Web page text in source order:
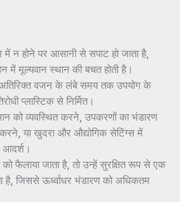
में न होने पर आसानी से सपाट हो जाता है,
में मूल्यवान स्थान की बचत होती है।
अतिरिक्त वजन के लंबे समय तक उपयोग के
प्लास्टिक से निर्मित।
को व्यवस्थित करने, उपकरणों का भंडारण
या खुदरा और औद्योगिक सेटिंग्स में
आदर्श।
को फैलाया जाता है, तो उन्हें सुरक्षित रूप से एक
है, जिससे ऊर्ध्वाधर भंडारण को अधिकतम